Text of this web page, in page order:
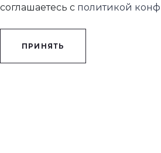
соглашаетесь с политикой
ПРИНЯТЬ